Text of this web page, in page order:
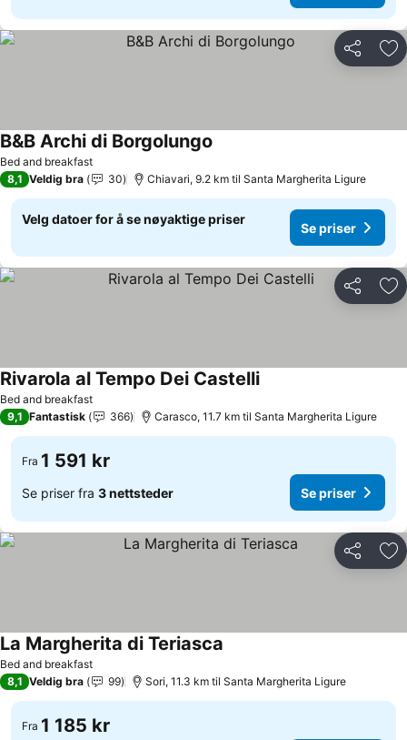
Del
Bed and breakfast
B&B Archi di Borgolungo
8,1 Veldig bra 30 Chiavari, 9.2 km til Santa Margherita Ligure
Velg datoer for å se nøyaktige priser
Se priser
Del
Bed and breakfast
Rivarola al Tempo Dei Castelli
9,1 Fantastisk 366 Carasco, 11.7 km til Santa Margherita Ligure
Fra 1 591 kr
Se priser fra 3 nettsteder Se priser
Del
Bed and breakfast
La Margherita di Teriasca
8,1 Veldig bra 99 Sori, 11.3 km til Santa Margherita Ligure
Fra 1 185 kr